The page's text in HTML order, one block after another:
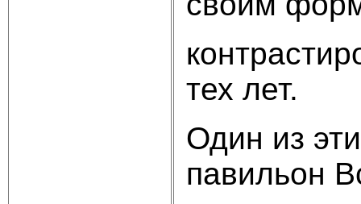
тех лет.
Один из
павильон